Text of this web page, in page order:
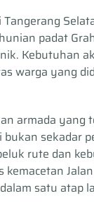
padat
Kebutuhan
warga yang
armada yang
sekadar
rute dan
satu atap